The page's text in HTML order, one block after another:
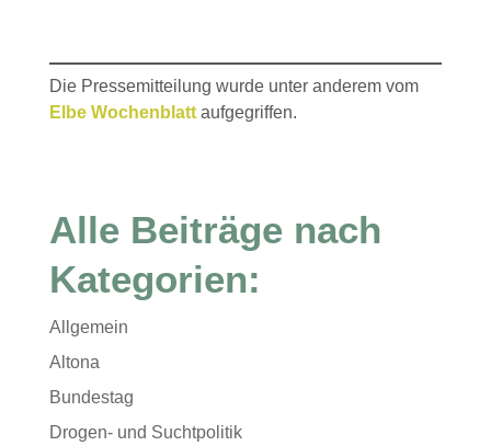
Die Pressemitteilung wurde unter anderem vom
Elbe Wochenblatt aufgegriffen.
Alle Beiträge nach
Kategorien:
Allgemein
Altona
Bundestag
Drogen- und Suchtpolitik